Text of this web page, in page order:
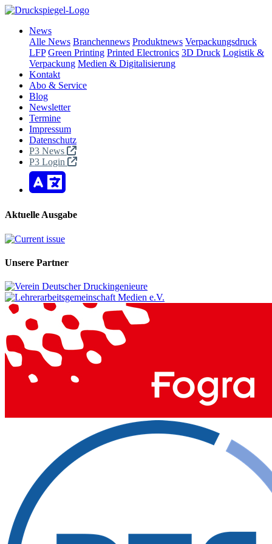
News
Alle News Branchennews Produktnews Verpackungsdruck
LFP Green Printing Printed Electronics 3D Druck Logistik &
Verpackung Medien & Digitalisierung
Kontakt
Abo & Service
Blog
Newsletter
Termine
Impressum
Datenschutz
P3 News
P3 Login
Aktuelle Ausgabe
Unsere Partner